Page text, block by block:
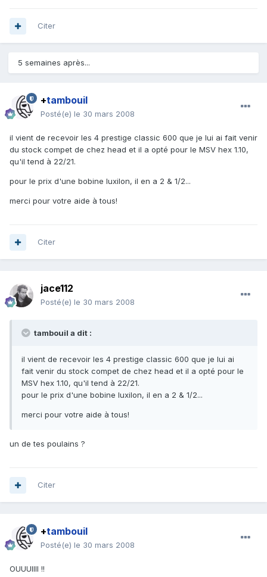
Citer
5 semaines après...
+tambouil
Posté(e) le 30 mars 2008
il vient de recevoir les 4 prestige classic 600 que je lui ai fait venir
du stock compet de chez head et il a opté pour le MSV hex 1.10,
qu'il tend à 22/21.
pour le prix d'une bobine luxilon, il en a 2 & 1/2...
merci pour votre aide à tous!
Citer
jace112
Posté(e) le 30 mars 2008
tambouil a dit :
il vient de recevoir les 4 prestige classic 600 que je lui ai
fait venir du stock compet de chez head et il a opté pour le
MSV hex 1.10, qu'il tend à 22/21.
pour le prix d'une bobine luxilon, il en a 2 & 1/2...
merci pour votre aide à tous!
un de tes poulains ?
Citer
+tambouil
Posté(e) le 30 mars 2008
OUUUIIII !!